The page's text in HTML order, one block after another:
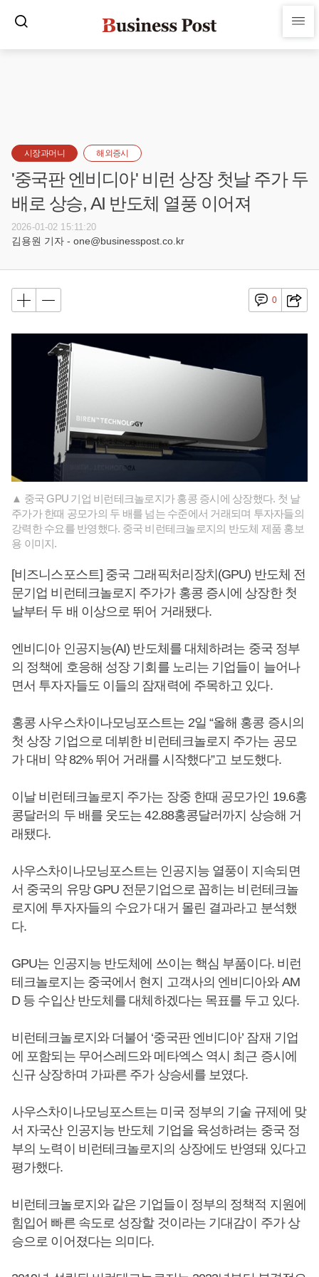
시장과머니 해외증시
'중국판 엔비디아' 비런 상장 첫날 주가 두
배로 상승, AI 반도체 열풍 이어져
2026-01-02 15:11:20
김용원 기자 - one@businesspost.co.kr
0
▲ 중국 GPU 기업 비런테크놀로지가 홍콩 증시에 상장했다. 첫 날
주가가 한때 공모가의 두 배를 넘는 수준에서 거래되며 투자자들의
강력한 수요를 반영했다. 중국 비런테크놀로지의 반도체 제품 홍보
용 이미지.
[비즈니스포스트] 중국 그래픽처리장치(GPU) 반도체 전
문기업 비런테크놀로지 주가가 홍콩 증시에 상장한 첫
날부터 두 배 이상으로 뛰어 거래됐다.
엔비디아 인공지능(AI) 반도체를 대체하려는 중국 정부
의 정책에 호응해 성장 기회를 노리는 기업들이 늘어나
면서 투자자들도 이들의 잠재력에 주목하고 있다.
홍콩 사우스차이나모닝포스트는 2일 “올해 홍콩 증시의
첫 상장 기업으로 데뷔한 비런테크놀로지 주가는 공모
가 대비 약 82% 뛰어 거래를 시작했다”고 보도했다.
이날 비런테크놀로지 주가는 장중 한때 공모가인 19.6홍
콩달러의 두 배를 웃도는 42.88홍콩달러까지 상승해 거
래됐다.
사우스차이나모닝포스트는 인공지능 열풍이 지속되면
서 중국의 유망 GPU 전문기업으로 꼽히는 비런테크놀
로지에 투자자들의 수요가 대거 몰린 결과라고 분석했
다.
GPU는 인공지능 반도체에 쓰이는 핵심 부품이다. 비런
테크놀로지는 중국에서 현지 고객사의 엔비디아와 AM
D 등 수입산 반도체를 대체하겠다는 목표를 두고 있다.
비런테크놀로지와 더불어 ‘중국판 엔비디아’ 잠재 기업
에 포함되는 무어스레드와 메타엑스 역시 최근 증시에
신규 상장하며 가파른 주가 상승세를 보였다.
사우스차이나모닝포스트는 미국 정부의 기술 규제에 맞
서 자국산 인공지능 반도체 기업을 육성하려는 중국 정
부의 노력이 비런테크놀로지의 상장에도 반영돼 있다고
평가했다.
비런테크놀로지와 같은 기업들이 정부의 정책적 지원에
힘입어 빠른 속도로 성장할 것이라는 기대감이 주가 상
승으로 이어졌다는 의미다.